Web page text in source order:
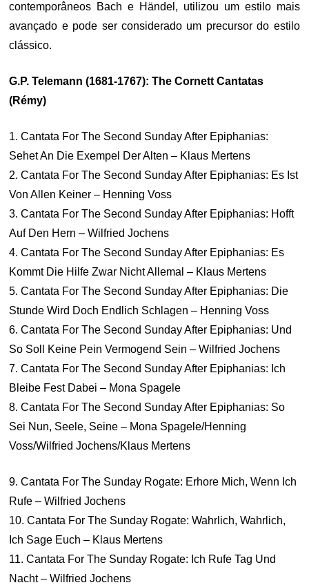
contemporâneos Bach e Händel, utilizou um estilo mais
avançado e pode ser considerado um precursor do estilo
clássico.
G.P. Telemann (1681-1767): The Cornett Cantatas
(Rémy)
1. Cantata For The Second Sunday After Epiphanias:
Sehet An Die Exempel Der Alten – Klaus Mertens
2. Cantata For The Second Sunday After Epiphanias: Es Ist
Von Allen Keiner – Henning Voss
3. Cantata For The Second Sunday After Epiphanias: Hofft
Auf Den Hern – Wilfried Jochens
4. Cantata For The Second Sunday After Epiphanias: Es
Kommt Die Hilfe Zwar Nicht Allemal – Klaus Mertens
5. Cantata For The Second Sunday After Epiphanias: Die
Stunde Wird Doch Endlich Schlagen – Henning Voss
6. Cantata For The Second Sunday After Epiphanias: Und
So Soll Keine Pein Vermogend Sein – Wilfried Jochens
7. Cantata For The Second Sunday After Epiphanias: Ich
Bleibe Fest Dabei – Mona Spagele
8. Cantata For The Second Sunday After Epiphanias: So
Sei Nun, Seele, Seine – Mona Spagele/Henning
Voss/Wilfried Jochens/Klaus Mertens
9. Cantata For The Sunday Rogate: Erhore Mich, Wenn Ich
Rufe – Wilfried Jochens
10. Cantata For The Sunday Rogate: Wahrlich, Wahrlich,
Ich Sage Euch – Klaus Mertens
11. Cantata For The Sunday Rogate: Ich Rufe Tag Und
Nacht – Wilfried Jochens